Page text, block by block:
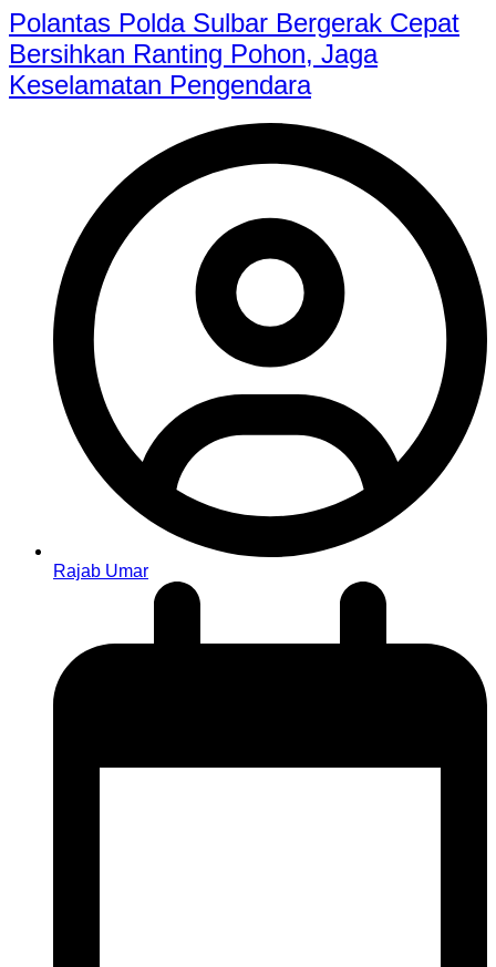
Polantas Polda Sulbar Bergerak Cepat
Bersihkan Ranting Pohon, Jaga
Keselamatan Pengendara
Rajab Umar